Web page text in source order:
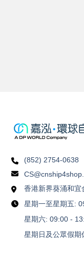
(852) 2754-0638
香港新界葵涌和
星期一至星期五:
星期六: 09:00 -
星期日及公眾假期